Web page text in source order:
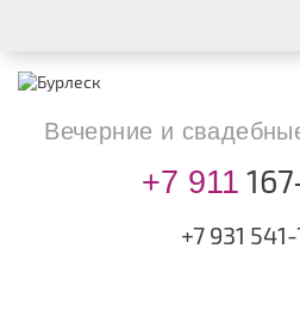
Вечерние и
+7 911
+7 931